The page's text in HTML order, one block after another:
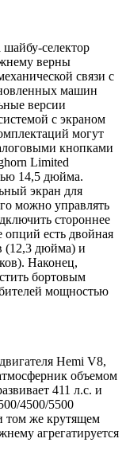
селектор
верны
связи с
машин
версии
с экраном
могут
кнопками
Limited
14,5 дюйма.
экран для
можно управлять
стороннее
опций есть двойная
(12,3 дюйма) и
Наконец,
бортовым
мощностью
Hemi V8,
объемом
411 л.с. и
4500/5500
том же крутящем
агрегатируется